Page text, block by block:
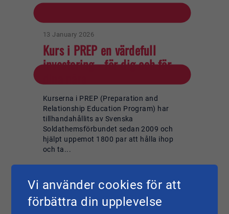
för dina nära
13 January 2026
Kurs i PREP en värdefull
investering - för dig och för
Kurserna i PREP (Preparation and
Relationship Education Program) har
tillhandahållits av Svenska
Soldathemsförbundet sedan 2009 och
hjälpt uppemot 1800 par att hålla ihop
och ta...
Vi använder cookies för att
förbättra din upplevelse